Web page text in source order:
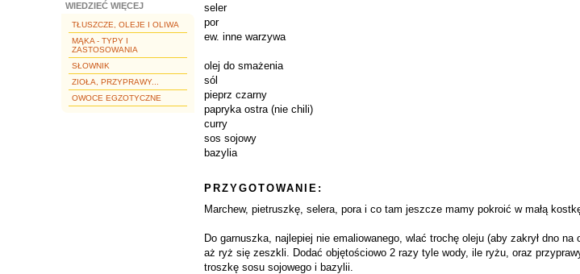
WIEDZIEĆ WIĘCEJ
TŁUSZCZE, OLEJE I OLIWA
MĄKA - TYPY I
ZASTOSOWANIA
SŁOWNIK
ZIOŁA, PRZYPRAWY...
OWOCE EGZOTYCZNE
seler
por
ew. inne warzywa
olej do smażenia
sól
pieprz czarny
papryka ostra (nie chili)
curry
sos sojowy
bazylia
PRZYGOTOWANIE:
Marchew, pietruszkę, selera, pora i co tam jeszcze mamy pokroić w małą
Do garnuszka, najlepiej nie emaliowanego, wlać trochę oleju (aby zakrył dno
aż ryż się zeszkli. Dodać objętościowo 2 razy tyle wody, ile ryżu, oraz
troszkę sosu sojowego i bazylii.